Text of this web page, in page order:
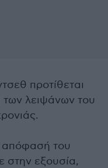
προτίθεται
λειψάνων του
απόφασή του
στην εξουσία,